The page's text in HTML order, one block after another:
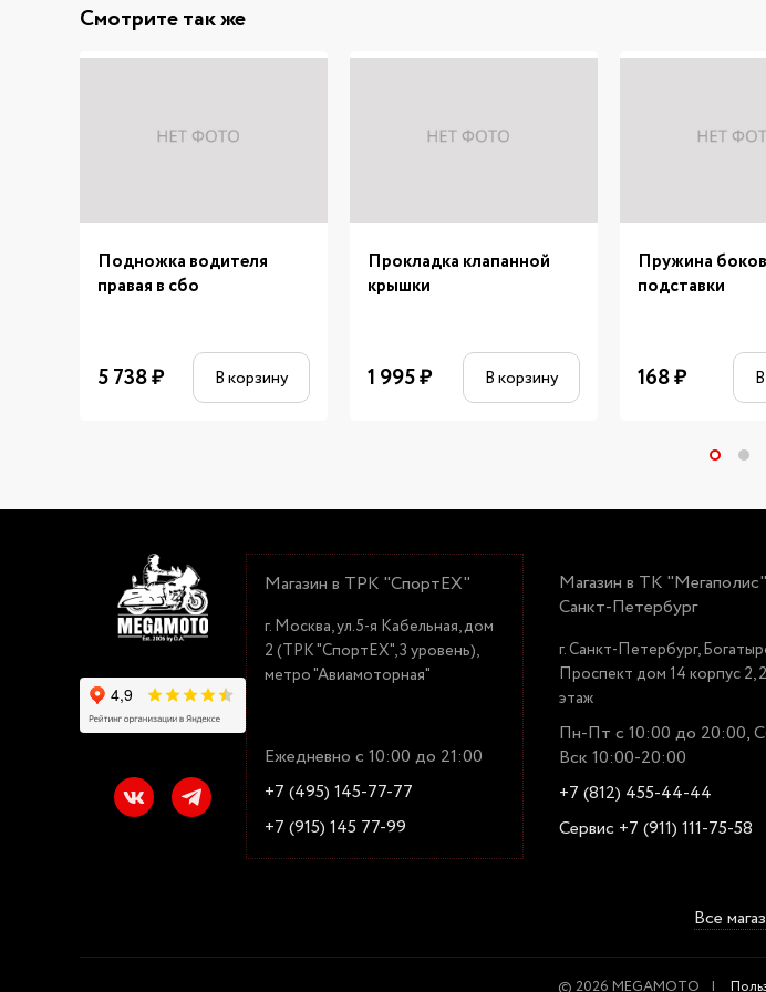
Смотрите так же
Подножка водителя
правая в сбо
5 738₽ В корзину
Прокладка клапанной
крышки
1 995₽ В корзину
Пружина
подставки
168₽
Магазин в ТРК "СпортЕХ"
г. Москва, ул.5-я Кабельная, дом
2 (ТРК "СпортЕХ", 3 уровень),
метро "Авиамоторная"
Ежедневно с 10:00 до 21:00
+7 (495) 145-77-77
+7 (915) 145 77-99
Магазин в ТК
Санкт-Петербург
г. Санкт-Петербург,
Проспект дом 14 корпус 2,
этаж
Пн-Пт с 10:00 до 20:00,
Вск 10:00-20:00
+7 (812) 455-44-44
Сервис +7 (911) 111-75-58
Все
© 2026 MEGAMOTO